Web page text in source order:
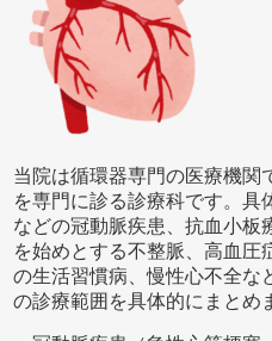
当院は循環器専門の医療機関
を専門に診る診療科です。具
などの冠動脈疾患、抗血小板
を始めとする不整脈、高血圧
の生活習慣病、慢性心不全な
の診療範囲を具体的にまとめ